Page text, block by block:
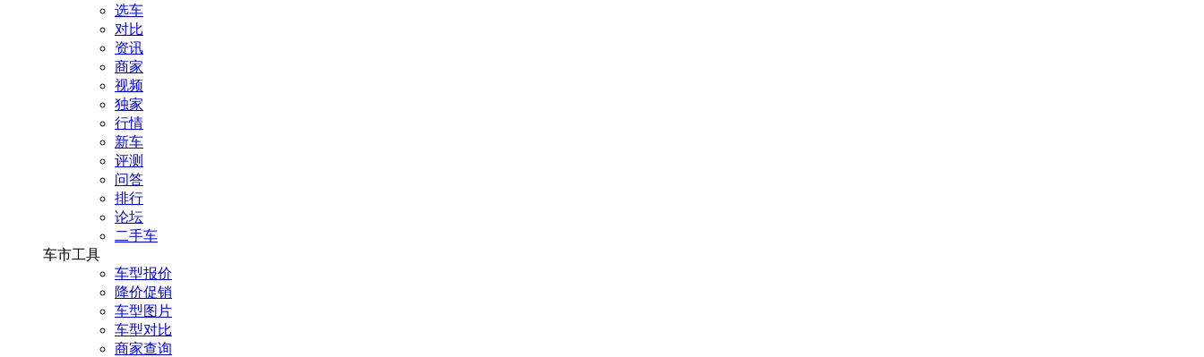
选车
对比
资讯
商家
视频
独家
行情
新车
评测
问答
排行
论坛
二手车
车市工具
车型报价
降价促销
车型图片
车型对比
商家查询